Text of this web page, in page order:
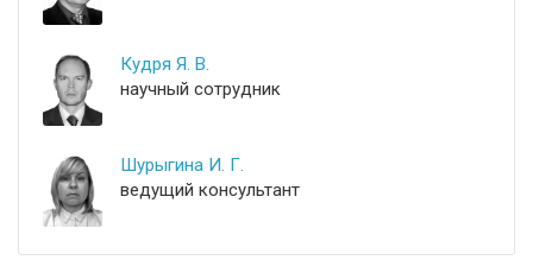
Кудря Я. В.
научный сотрудник
Шурыгина И. Г.
ведущий консультант